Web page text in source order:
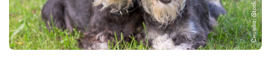
Снимка: iStock